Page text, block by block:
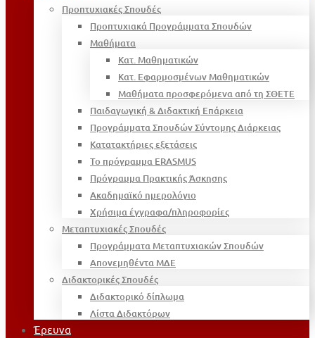
Προπτυχιακές Σπουδές
Προπτυχιακά Προγράμματα Σπουδών
Μαθήματα
Κατ. Μαθηματικών
Κατ. Εφαρμοσμένων Μαθηματικών
Μαθήματα προσφερόμενα από τη ΣΘΕΤΕ
Παιδαγωγική & Διδακτική Επάρκεια
Προγράμματα Σπουδών Σύντομης Διάρκειας
Κατατακτήριες εξετάσεις
Το πρόγραμμα ERASMUS
Πρόγραμμα Πρακτικής Άσκησης
Ακαδημαϊκό ημερολόγιο
Χρήσιμα έγγραφα/πληροφορίες
Μεταπτυχιακές Σπουδές
Προγράμματα Μεταπτυχιακών Σπουδών
Απονεμηθέντα ΜΔΕ
Διδακτορικές Σπουδές
Διδακτορικό δίπλωμα
Λίστα Διδακτόρων
Έρευνα